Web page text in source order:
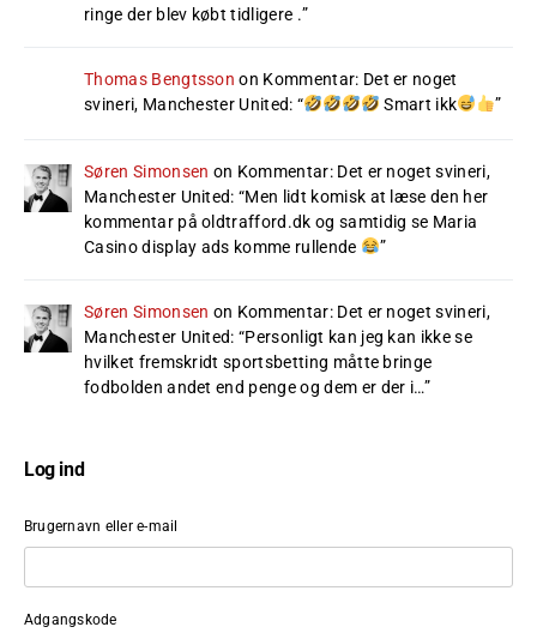
ringe der blev købt tidligere .”
Thomas Bengtsson on Kommentar: Det er noget
svineri, Manchester United: “ Smart ikk ”
Søren Simonsen on Kommentar: Det er noget svineri,
Manchester United: “Men lidt komisk at læse den her
kommentar på oldtrafford.dk og samtidig se Maria
Casino display ads komme rullende
”
Søren Simonsen on Kommentar: Det er noget svineri,
Manchester United: “Personligt kan jeg kan ikke se
hvilket fremskridt sportsbetting måtte bringe
fodbolden andet end penge og dem er der i…”
Log ind
Brugernavn eller e-mail
Adgangskode